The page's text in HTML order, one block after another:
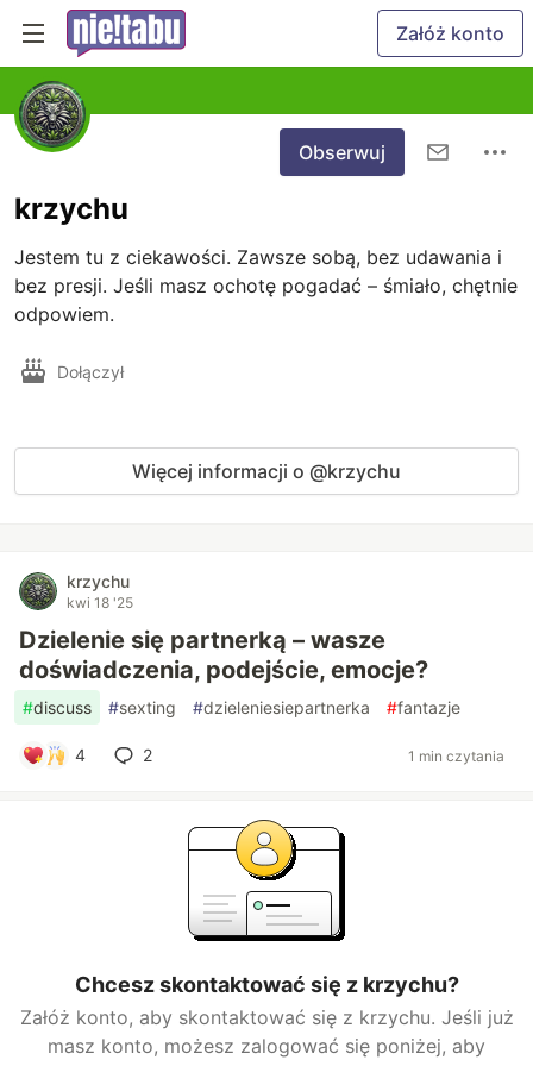
Załóż konto
Obserwuj
krzychu
Jestem tu z ciekawości. Zawsze sobą, bez udawania i
bez presji. Jeśli masz ochotę pogadać – śmiało, chętnie
odpowiem.
Dołączył
Więcej informacji o @krzychu
krzychu
kwi 18 '25
Dzielenie się partnerką – wasze
doświadczenia, podejście, emocje?
#discuss #sexting #dzieleniesiepartnerka #fantazje
4 2 1 min czytania
Chcesz skontaktować się z krzychu?
Załóż konto, aby skontaktować się z krzychu. Jeśli już
masz konto, możesz zalogować się poniżej, aby